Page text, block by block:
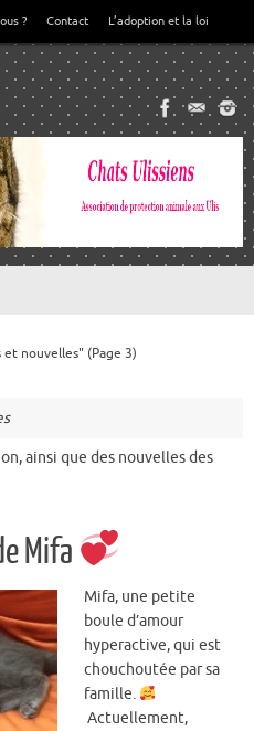
? Contact L’adoption et la loi
et nouvelles"(Page 3)
ainsi que des nouvelles des
Mifa
Mifa, une petite
boule d’amour
hyperactive, qui est
chouchoutée par sa
famille.
Actuellement,